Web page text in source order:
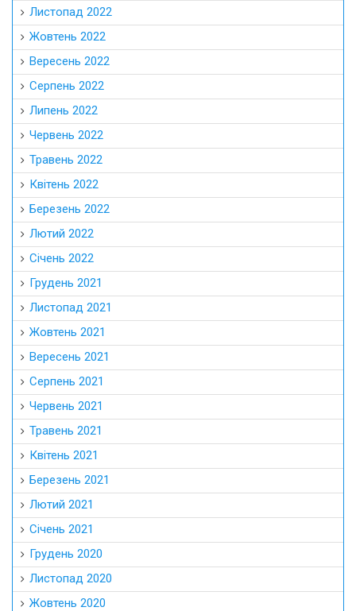
Листопад 2022
Жовтень 2022
Вересень 2022
Серпень 2022
Липень 2022
Червень 2022
Травень 2022
Квітень 2022
Березень 2022
Лютий 2022
Січень 2022
Грудень 2021
Листопад 2021
Жовтень 2021
Вересень 2021
Серпень 2021
Червень 2021
Травень 2021
Квітень 2021
Березень 2021
Лютий 2021
Січень 2021
Грудень 2020
Листопад 2020
Жовтень 2020